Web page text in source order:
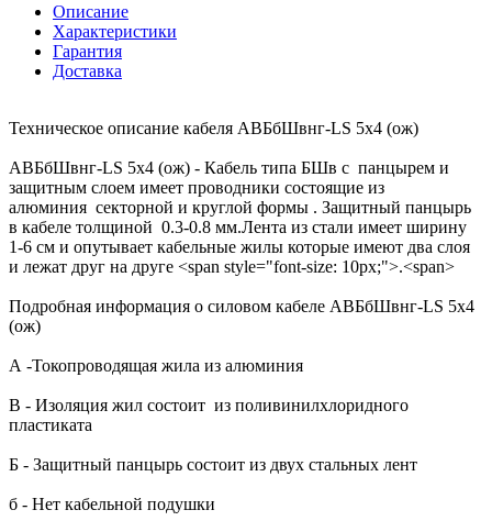
Описание
Характеристики
Гарантия
Доставка
Техническое описание кабеля АВБбШвнг-LS 5х4 (ож)
АВБбШвнг-LS 5х4 (ож) - Кабель типа БШв с панцырем и
защитным слоем имеет проводники состоящие из
алюминия секторной и круглой формы . Защитный панцырь
в кабеле толщиной 0.3-0.8 мм.Лента из стали имеет ширину
1-6 см и опутывает кабельные жилы которые имеют два слоя
и лежат друг на друге <span style="font-size: 10px;">.<span>
Подробная информация о силовом кабеле АВБбШвнг-LS 5х4
(ож)
А -Токопроводящая жила из алюминия
В - Изоляция жил состоит из поливинилхлоридного
пластиката
Б - Защитный панцырь состоит из двух стальных лент
б - Нет кабельной подушки